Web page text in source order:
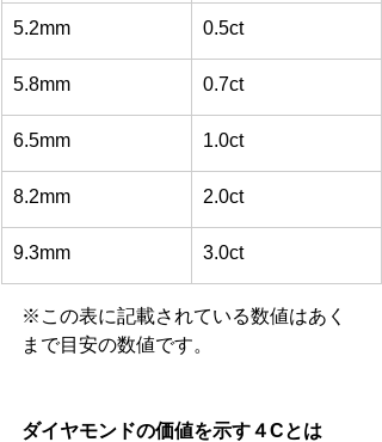
5.2mm 0.5ct
5.8mm 0.7ct
6.5mm 1.0ct
8.2mm 2.0ct
9.3mm 3.0ct
※この表に記載されている数値はあく
まで目安の数値です。
ダイヤモンドの価値を示す４Cとは